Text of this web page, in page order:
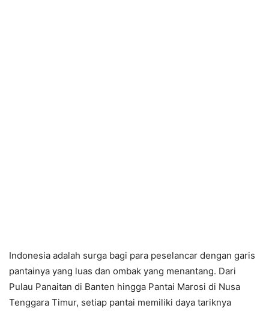
Indonesia adalah surga bagi para peselancar dengan garis
pantainya yang luas dan ombak yang menantang. Dari
Pulau Panaitan di Banten hingga Pantai Marosi di Nusa
Tenggara Timur, setiap pantai memiliki daya tariknya